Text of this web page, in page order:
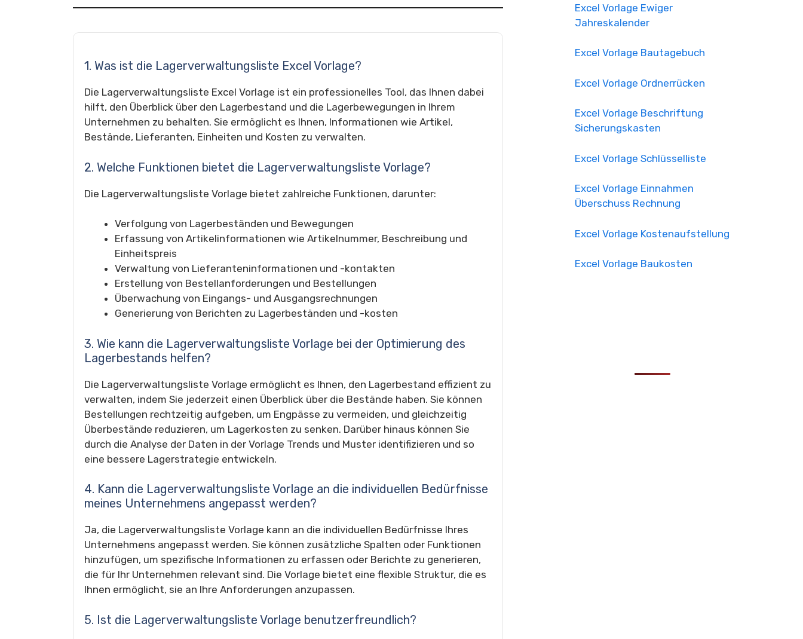
1. Was ist die Lagerverwaltungsliste Excel Vorlage?
Die Lagerverwaltungsliste Excel Vorlage ist ein professionelles Tool, das Ihnen dabei
hilft, den Überblick über den Lagerbestand und die Lagerbewegungen in Ihrem
Unternehmen zu behalten. Sie ermöglicht es Ihnen, Informationen wie Artikel,
Bestände, Lieferanten, Einheiten und Kosten zu verwalten.
2. Welche Funktionen bietet die Lagerverwaltungsliste Vorlage?
Die Lagerverwaltungsliste Vorlage bietet zahlreiche Funktionen, darunter:
Verfolgung von Lagerbeständen und Bewegungen
Erfassung von Artikelinformationen wie Artikelnummer, Beschreibung und
Einheitspreis
Verwaltung von Lieferanteninformationen und -kontakten
Erstellung von Bestellanforderungen und Bestellungen
Überwachung von Eingangs- und Ausgangsrechnungen
Generierung von Berichten zu Lagerbeständen und -kosten
3. Wie kann die Lagerverwaltungsliste Vorlage bei der Optimierung des
Lagerbestands helfen?
Die Lagerverwaltungsliste Vorlage ermöglicht es Ihnen, den Lagerbestand effizient zu
verwalten, indem Sie jederzeit einen Überblick über die Bestände haben. Sie können
Bestellungen rechtzeitig aufgeben, um Engpässe zu vermeiden, und gleichzeitig
Überbestände reduzieren, um Lagerkosten zu senken. Darüber hinaus können Sie
durch die Analyse der Daten in der Vorlage Trends und Muster identifizieren und so
eine bessere Lagerstrategie entwickeln.
4. Kann die Lagerverwaltungsliste Vorlage an die individuellen Bedürfnisse
meines Unternehmens angepasst werden?
Ja, die Lagerverwaltungsliste Vorlage kann an die individuellen Bedürfnisse Ihres
Unternehmens angepasst werden. Sie können zusätzliche Spalten oder Funktionen
hinzufügen, um spezifische Informationen zu erfassen oder Berichte zu generieren,
die für Ihr Unternehmen relevant sind. Die Vorlage bietet eine flexible Struktur, die es
Ihnen ermöglicht, sie an Ihre Anforderungen anzupassen.
5. Ist die Lagerverwaltungsliste Vorlage benutzerfreundlich?
Excel Vorlage Ewiger
Jahreskalender
Excel Vorlage Bautagebuch
Excel Vorlage Ordnerrücken
Excel Vorlage Beschriftung
Sicherungskasten
Excel Vorlage Schlüsselliste
Excel Vorlage Einnahmen
Überschuss Rechnung
Excel Vorlage Kostenaufstellung
Excel Vorlage Baukosten